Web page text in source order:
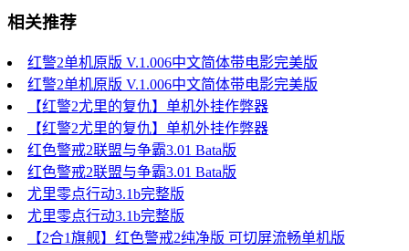
相关推荐
红警2单机原版 V.1.006中文简体带电影完美版
红警2单机原版 V.1.006中文简体带电影完美版
【红警2尤里的复仇】单机外挂作弊器
【红警2尤里的复仇】单机外挂作弊器
红色警戒2联盟与争霸3.01 Bata版
红色警戒2联盟与争霸3.01 Bata版
尤里零点行动3.1b完整版
尤里零点行动3.1b完整版
【2合1旗舰】红色警戒2纯净版 可切屏流畅单机版